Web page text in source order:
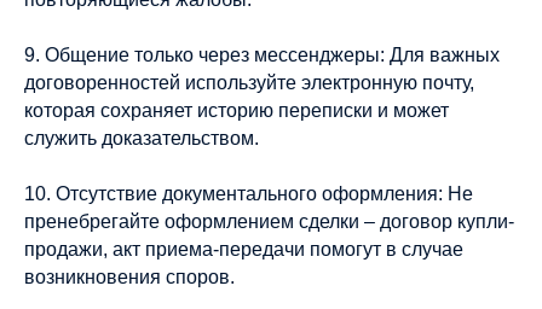
9. Общение только через мессенджеры: Для важных
договоренностей используйте электронную почту,
которая сохраняет историю переписки и может
служить доказательством.
10. Отсутствие документального оформления: Не
пренебрегайте оформлением сделки – договор купли-
продажи, акт приема-передачи помогут в случае
возникновения споров.